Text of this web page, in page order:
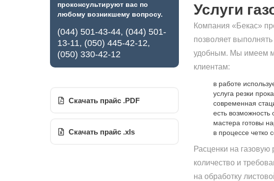
проконсультируют вас по
любому возникшему вопросу.
(044) 501-43-44, (044) 501-
13-11, (050) 445-42-12,
(050) 330-42-12
Скачать прайс .PDF
Скачать прайс .xls
Услуги
Компания «Бекас»
позволяет
удобным. Мы имеем
клиентам:
в работе
услуга резки
современная
есть возможность
мастера готовы
в процессе четко
Расценки на
количество и
на обработку